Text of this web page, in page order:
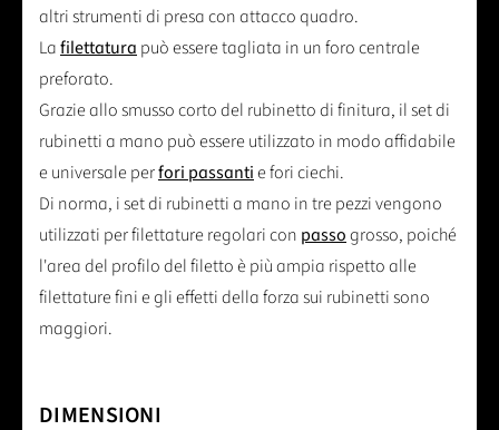
altri strumenti di presa con attacco quadro.
Lafilettatura può essere tagliata in un foro centrale
preforato.
Grazie allo smusso corto del rubinetto di finitura, il set di
rubinetti a mano può essere utilizzato in modo affidabile
e universale perfori passantie fori ciechi.
Di norma, i set di rubinetti a mano in tre pezzi vengono
utilizzati per filettature regolari con passogrosso, poiché
l'area del profilo del filetto è più ampia rispetto alle
filettature fini e gli effetti della forza sui rubinetti sono
maggiori.
DIMENSIONI